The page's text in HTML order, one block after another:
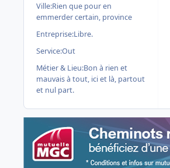
Ville:Rien que pour en
emmerder certain, province
Entreprise:Libre.
Service:Out
Métier & Lieu:Bon à rien et
mauvais à tout, ici et là, partout
et nul part.